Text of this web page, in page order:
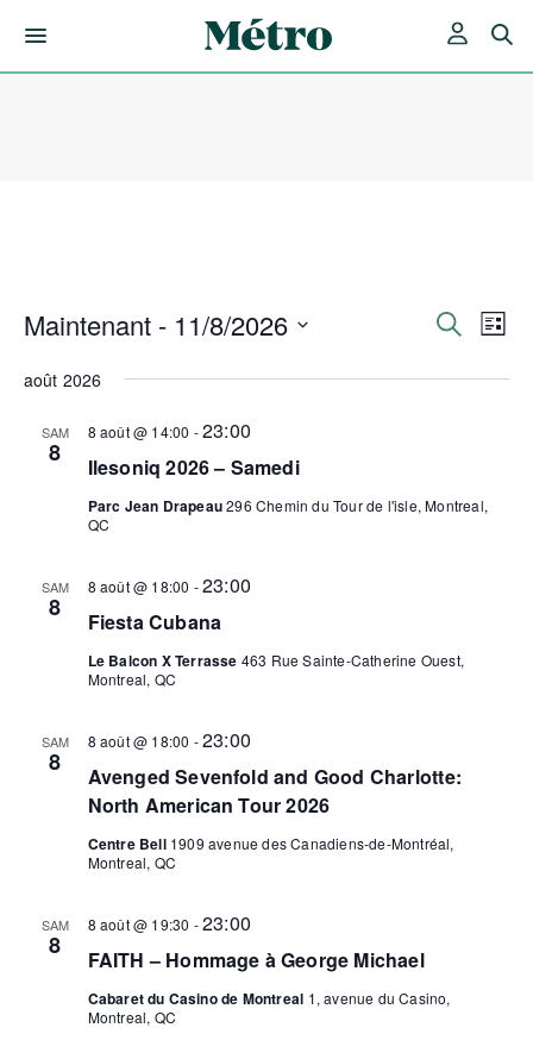
et
de
Recherche
Liste
Maintenant - 11/8/2026
une
août 2026
SAM
8 Ilesoniq 2026 – Samedi
8 août @ 14:00 -23:00
Parc Jean Drapeau296 Chemin du Tour de l'isle, Montreal,
QC
SAM
8 Fiesta Cubana
8 août @ 18:00 -23:00
Le Balcon X Terrasse 463 Rue Sainte-Catherine Ouest,
Montreal, QC
SAM
8
Avenged Sevenfold and Good Charlotte:
North American Tour 2026
8 août @ 18:00 -23:00
Centre Bell 1909 avenue des Canadiens-de-Montréal,
Montreal, QC
SAM
8 FAITH – Hommage à George Michael
8 août @ 19:30 -23:00
Cabaret du Casino de Montreal 1, avenue du Casino,
Montreal, QC